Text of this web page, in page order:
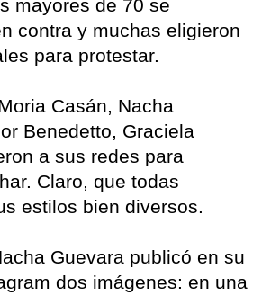
mayores de 70 se
contra y muchas eligieron
para protestar.
Casán, Nacha
Benedetto, Graciela
a sus redes para
Claro, que todas
estilos bien diversos.
Guevara publicó en su
dos imágenes: en una